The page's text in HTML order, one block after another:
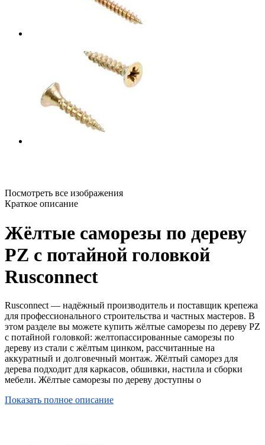
Посмотреть все изображения
Краткое описание
Жёлтые саморезы по дереву
PZ с потайной головкой
Rusconnect
Rusconnect — надёжный производитель и поставщик крепежа
для профессионального строительства и частных мастеров. В
этом разделе вы можете купить жёлтые саморезы по дереву PZ
с потайной головкой: желтопассированные саморезы по
дереву из стали с жёлтым цинком, рассчитанные на
аккуратный и долговечный монтаж. Жёлтый саморез для
дерева подходит для каркасов, обшивки, настила и сборки
мебели. Жёлтые саморезы по дереву доступны о
Показать полное описание